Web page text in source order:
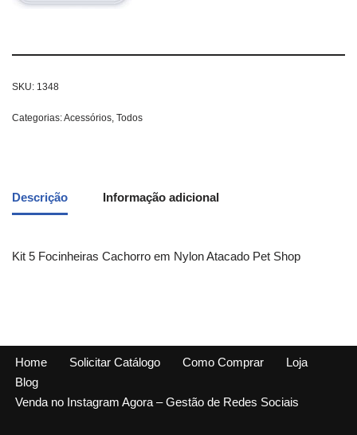
SKU: 1348
Categorias:Acessórios, Todos
Descrição Informação adicional
Kit 5 Focinheiras Cachorro em Nylon Atacado Pet Shop
Home Solicitar Catálogo Como Comprar
Loja
Blog
Venda no Instagram Agora – Gestão de Redes Sociais